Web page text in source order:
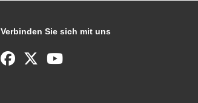
Verbinden Sie sich mit uns